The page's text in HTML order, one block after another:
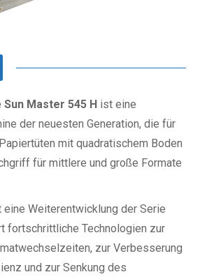
Sun Master 545 H ist eine
der neuesten Generation, die für
mit quadratischem Boden
für mittlere und große Formate
Weiterentwicklung der Serie
fortschrittliche Technologien zur
zur Verbesserung
und zur Senkung des